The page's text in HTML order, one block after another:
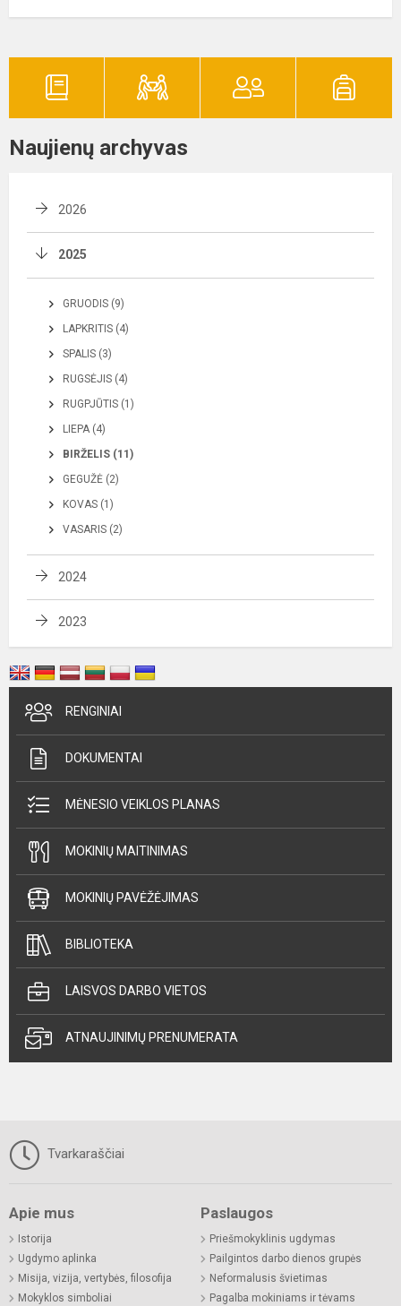
Naujienų archyvas
2026
2025
GRUODIS (9)
LAPKRITIS (4)
SPALIS (3)
RUGSĖJIS (4)
RUGPJŪTIS (1)
LIEPA (4)
BIRŽELIS (11)
GEGUŽĖ (2)
KOVAS (1)
VASARIS (2)
2024
2023
RENGINIAI
DOKUMENTAI
MĖNESIO VEIKLOS PLANAS
MOKINIŲ MAITINIMAS
MOKINIŲ PAVĖŽĖJIMAS
BIBLIOTEKA
LAISVOS DARBO VIETOS
ATNAUJINIMŲ PRENUMERATA
Tvarkaraščiai
Apie mus
Istorija
Ugdymo aplinka
Misija, vizija, vertybės, filosofija
Mokyklos simboliai
Paslaugos
Priešmokyklinis ugdymas
Pailgintos darbo dienos grupės
Neformalusis švietimas
Pagalba mokiniams ir tėvams